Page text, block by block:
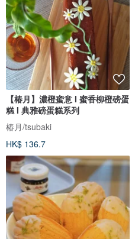
【椿月】濃橙蜜意 I 蜜香柳橙磅蛋
糕 I 典雅磅蛋糕系列
椿月/tsubaki
HK$ 136.7